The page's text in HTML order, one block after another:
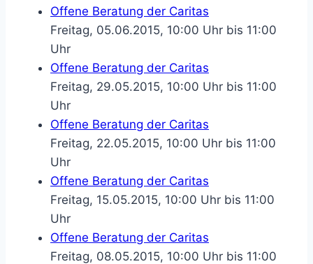
Offene Beratung der Caritas
Freitag, 05.06.2015, 10:00 Uhr bis 11:00
Uhr
Offene Beratung der Caritas
Freitag, 29.05.2015, 10:00 Uhr bis 11:00
Uhr
Offene Beratung der Caritas
Freitag, 22.05.2015, 10:00 Uhr bis 11:00
Uhr
Offene Beratung der Caritas
Freitag, 15.05.2015, 10:00 Uhr bis 11:00
Uhr
Offene Beratung der Caritas
Freitag, 08.05.2015, 10:00 Uhr bis 11:00